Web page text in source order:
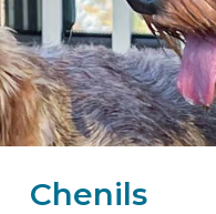
the
navigation
HOME
DE NOUS
Chenils